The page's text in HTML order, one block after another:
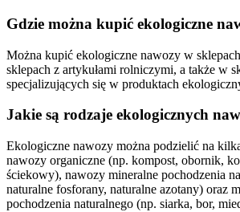
Gdzie można kupić ekologiczne
Można kupić ekologiczne nawozy w
sklepach z artykułami rolniczymi, a także w
specjalizujących się w produktach
Jakie są rodzaje ekologicznych
Ekologiczne nawozy można podzielić na
nawozy organiczne (np. kompost, obornik,
ściekowy), nawozy mineralne pochodzenia
naturalne fosforany, naturalne azotany) oraz
pochodzenia naturalnego (np. siarka, bor,